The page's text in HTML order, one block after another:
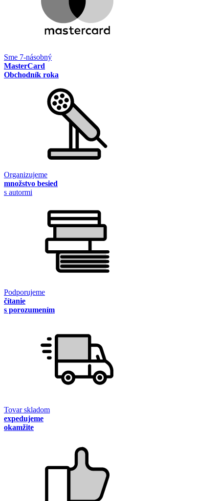
Sme 7-násobný
MasterCard
Obchodník roka
Organizujeme
množstvo besied
s autormi
Podporujeme
čítanie
s porozumením
Tovar skladom
expedujeme
okamžite